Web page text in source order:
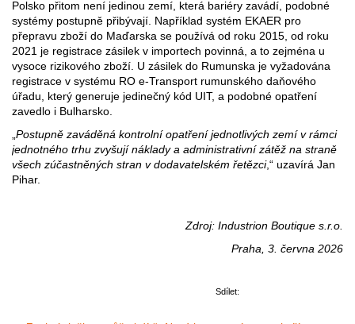
Polsko přitom není jedinou zemí, která bariéry zavádí, podobné
systémy postupně přibývají. Například systém EKAER pro
přepravu zboží do Maďarska se používá od roku 2015, od roku
2021 je registrace zásilek v importech povinná, a to zejména u
vysoce rizikového zboží. U zásilek do Rumunska je vyžadována
registrace v systému RO e-Transport rumunského daňového
úřadu, který generuje jedinečný kód UIT, a podobné opatření
zavedlo i Bulharsko.
Postupně zaváděná kontrolní opatření jednotlivých zemí v rámci
jednotného trhu zvyšují náklady a administrativní zátěž na straně
všech zúčastněných stran v dodavatelském řetězci,“ uzavírá Jan
Pihar.
Zdroj: Industrion Boutique s.r.o.
Praha, 3. června 2026
Sdílet: